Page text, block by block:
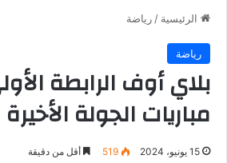
الرئيسية / رياضة
رياضة
بلاي أوف الرابطة
مباريات الجولة الأخيرة
15 يونيو، 2024 519 أقل من دقيقة